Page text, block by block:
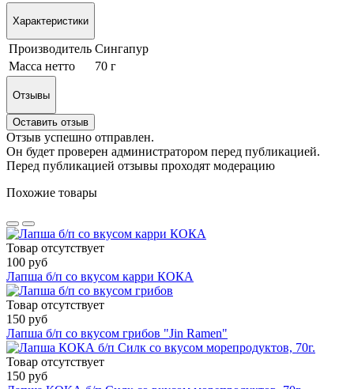
Характеристики
Производитель Сингапур
Масса нетто
70 г
Отзывы
Оставить отзыв
Отзыв успешно отправлен.
Он будет проверен администратором перед публикацией.
Перед публикацией отзывы проходят модерацию
Похожие товары
Товар отсутствует
100 руб
Лапша б/п со вкусом карри КОКА
Товар отсутствует
150 руб
Лапша б/п со вкусом грибов "Jin Ramen"
Товар отсутствует
150 руб